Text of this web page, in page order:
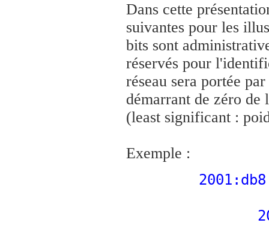
Dans cette
suivantes pour les
bits sont
réservés pour
réseau sera portée
démarrant de zéro
(least significant :
Exemple :